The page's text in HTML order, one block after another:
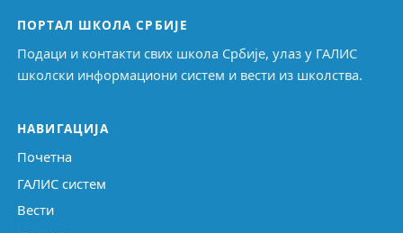
ПОРТАЛ ШКОЛА СРБИЈЕ
Подаци и контакти свих школа Србије, улаз у ГАЛИС
школски информациони систем и вести из школства.
НАВИГАЦИЈА
Почетна
ГАЛИС систем
Вести